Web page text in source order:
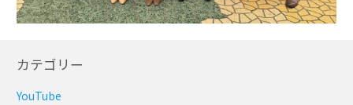
カテゴリー
YouTube